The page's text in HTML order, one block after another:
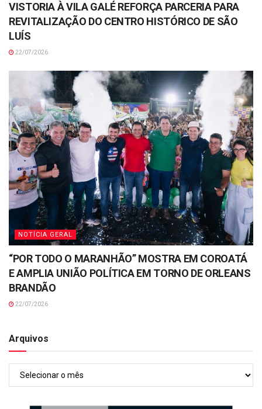
VISTORIA À VILA GALÉ REFORÇA PARCERIA PARA
REVITALIZAÇÃO DO CENTRO HISTÓRICO DE SÃO
LUÍS
22/07/2026
NOTÍCIA GERAL
“POR TODO O MARANHÃO” MOSTRA EM COROATÁ
E AMPLIA UNIÃO POLÍTICA EM TORNO DE ORLEANS
BRANDÃO
22/07/2026
Arquivos
Arquivos